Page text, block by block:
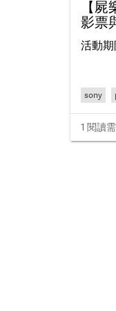
【
影票
活動
sony
雙拼套
1 閱讀